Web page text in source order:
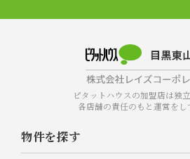
ピタットハウスの加盟店は独立
各店舗の責任のもと運営をし
物件を探す